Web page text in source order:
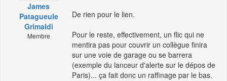
James
Patagueule
Grimaldi
Membre
De rien pour le lien.
Pour le reste, effectivement, un flic qui ne
mentira pas pour couvrir un collègue finira
sur une voie de garage ou se barrera
(exemple du lanceur d'alerte sur le dépos de
Paris)... ça fait donc un raffinage par le bas.